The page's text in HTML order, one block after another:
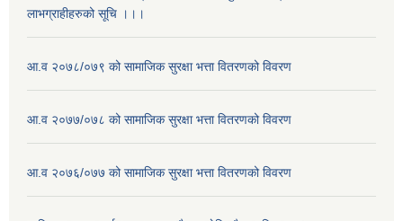
लाभग्राहीहरुको सूचि ।।।
आ.व २०७८/०७९ को सामाजिक सुरक्षा भत्ता वितरणको विवरण
आ.व २०७७/०७८ को सामाजिक सुरक्षा भत्ता वितरणको विवरण
आ.व २०७६/०७७ को सामाजिक सुरक्षा भत्ता वितरणको विवरण